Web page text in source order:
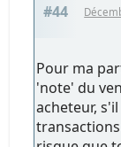
#44
Pour ma
'note' du
acheteur,